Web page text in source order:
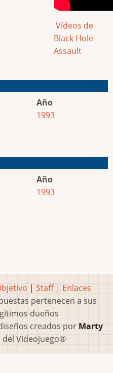
Vídeos de
Black Hole
Assault
Año
1993
Año
1993
| Staff| Enlaces
pertenecen a sus
dueños
creados por Marty
del Videojuego®